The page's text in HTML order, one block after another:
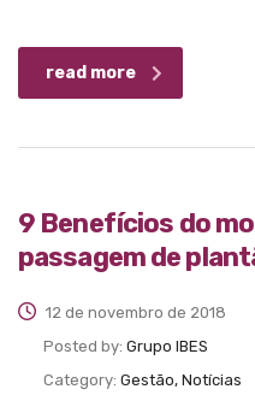
read more
9 Benefícios do
passagem de
12 de novembro de 2018
Posted by: Grupo IBES
Category: Gestão, Notícias